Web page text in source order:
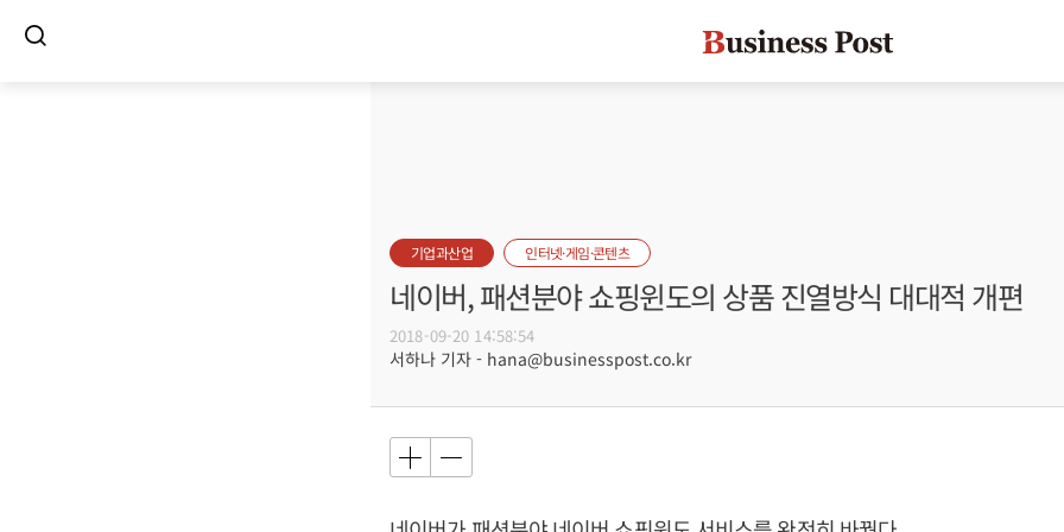
기업과산업 인터넷·게임·콘텐츠
네이버, 패션분야 쇼핑윈도의 상품 진열방식 대대적 개편
2018-09-20 14:58:54
서하나 기자 - hana@businesspost.co.kr